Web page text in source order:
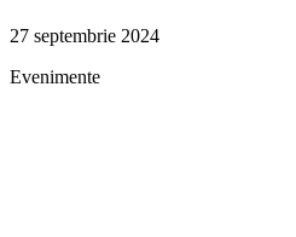
27 septembrie 2024
Evenimente